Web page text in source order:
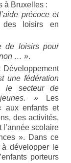
à Bruxelles :
précoce et
des loisirs en
de loisirs pour
… ».
Développement
une fédération
le secteur de
»Les
aux enfants et
des activités,
l’année scolaire
». Dans ce
développer le
porteurs